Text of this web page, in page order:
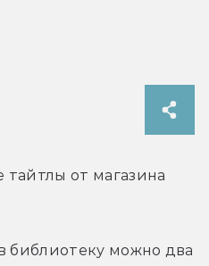
от магазина
библиотеку можно два